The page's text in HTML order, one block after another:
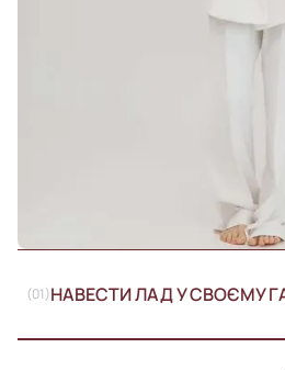
(01)НАВЕСТИ ЛАД У СВОЄМУ